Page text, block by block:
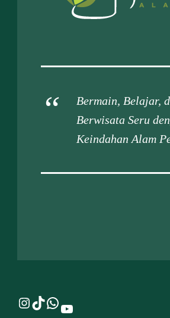
Bermain, Belajar,
Berwisata Seru
Keindahan Alam
Instagram
TikTok
WhatsApp
YouTube